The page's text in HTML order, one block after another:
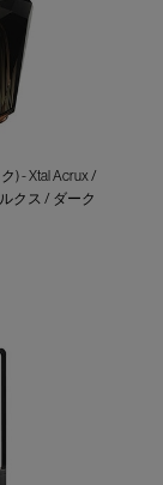
) - Xtal Acrux /
クス / ダーク